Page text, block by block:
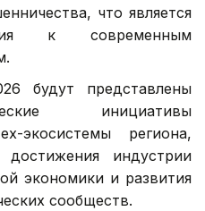
что является
к современным
будут представлены
инициативы
экосистемы региона,
индустрии
экономики и развития
сообществ.